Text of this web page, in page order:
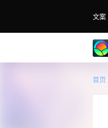
文案
首页